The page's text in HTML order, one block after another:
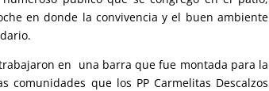
en donde la convivencia y el buen ambiente
en una barra que fue montada para la
que los PP Carmelitas Descalzos